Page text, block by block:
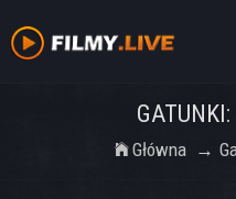
Główna